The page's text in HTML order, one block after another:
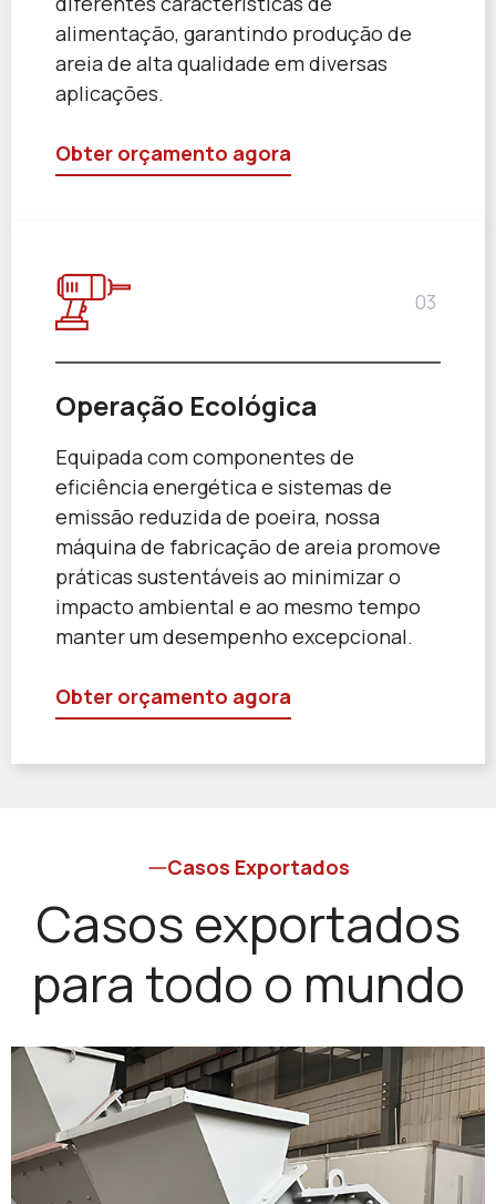
alimentação, garantindo produção de
areia de alta qualidade em diversas
aplicações.
Obter orçamento agora
03
Operação Ecológica
Equipada com componentes de
eficiência energética e sistemas de
emissão reduzida de poeira, nossa
máquina de fabricação de areia promove
práticas sustentáveis ao minimizar o
impacto ambiental e ao mesmo tempo
manter um desempenho excepcional.
Obter orçamento agora
Casos Exportados
Casos exportados
para todo o mundo